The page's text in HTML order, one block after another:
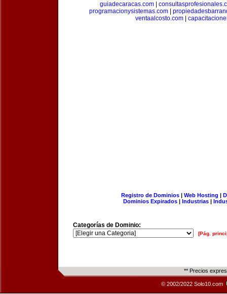
guiadecaracas.com
programacionysistemas.com|
ventaalcosto.com|
Registro de Dominios| Web Hosting |
Dominios Expirados | Industrias |
Categorías de Dominio:
[Pág.
** Precios
© 2002/2022 Solo10.com